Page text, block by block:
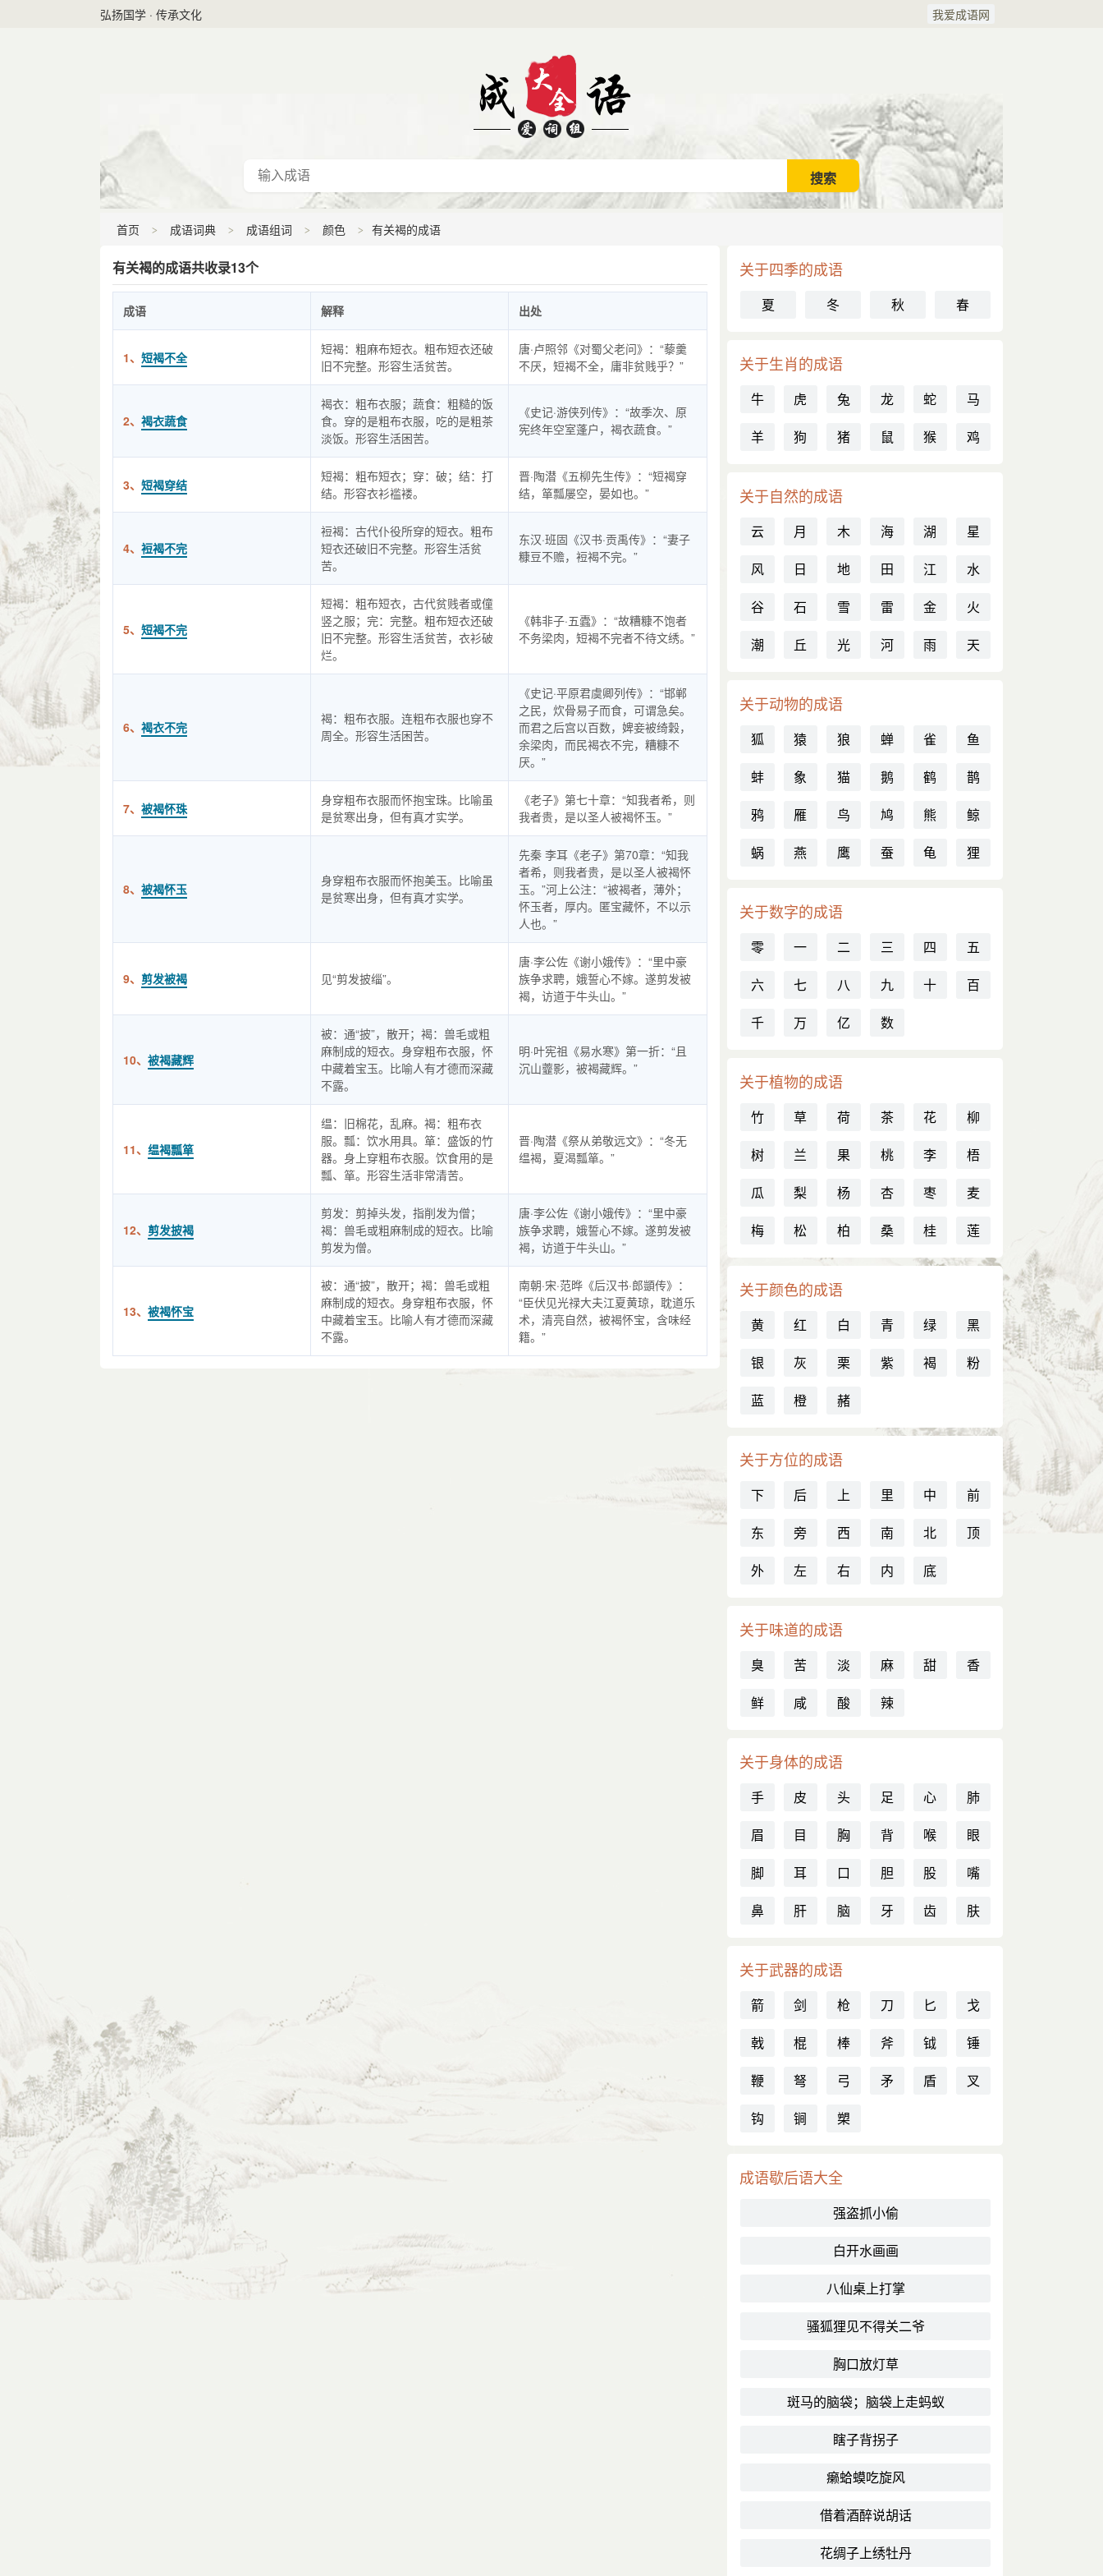
弘扬国学 · 传承文化 我爱成语网
首页 成语词典 成语组词 颜色 有关褐的成语
有关褐的成语共收录13个
成语 解释 出处
1、 短褐不全
短褐：粗麻布短衣。粗布短衣还破
旧不完整。形容生活贫苦。
唐·卢照邻《对蜀父老问》：“藜羹
不厌，短褐不全，庸非贫贱乎？”
2、 褐衣蔬食
褐衣：粗布衣服；蔬食：粗糙的饭
食。穿的是粗布衣服，吃的是粗茶
淡饭。形容生活困苦。
《史记·游侠列传》：“故季次、原
宪终年空室蓬户，褐衣蔬食。”
3、 短褐穿结
短褐：粗布短衣；穿：破；结：打
结。形容衣衫褴褛。
晋·陶潜《五柳先生传》：“短褐穿
结，箪瓢屡空，晏如也。”
4、 裋褐不完
裋褐：古代仆役所穿的短衣。粗布
短衣还破旧不完整。形容生活贫
苦。
东汉·班固《汉书·贡禹传》：“妻子
糠豆不赡，裋褐不完。”
5、 短褐不完
短褐：粗布短衣，古代贫贱者或僮
竖之服；完：完整。粗布短衣还破
旧不完整。形容生活贫苦，衣衫破
烂。
《韩非子·五蠹》：“故糟糠不饱者
不务梁肉，短褐不完者不待文绣。”
6、 褐衣不完
褐：粗布衣服。连粗布衣服也穿不
周全。形容生活困苦。
《史记·平原君虞卿列传》：“邯郸
之民，炊骨易子而食，可谓急矣。
而君之后宫以百数，婢妾被绮穀，
余梁肉，而民褐衣不完，糟糠不
厌。”
7、 被褐怀珠
身穿粗布衣服而怀抱宝珠。比喻虽
是贫寒出身，但有真才实学。
《老子》第七十章：“知我者希，则
我者贵，是以圣人被褐怀玉。”
8、 被褐怀玉
身穿粗布衣服而怀抱美玉。比喻虽
是贫寒出身，但有真才实学。
先秦 李耳《老子》第70章：“知我
者希，则我者贵，是以圣人被褐怀
玉。”河上公注：“被褐者，薄外；
怀玉者，厚内。匿宝藏怀，不以示
人也。”
9、 剪发被褐 见“剪发披缁”。
唐·李公佐《谢小娥传》：“里中豪
族争求聘，娥誓心不嫁。遂剪发被
褐，访道于牛头山。”
10、 被褐藏辉
被：通“披”，散开；褐：兽毛或粗
麻制成的短衣。身穿粗布衣服，怀
中藏着宝玉。比喻人有才德而深藏
不露。
明·叶宪祖《易水寒》第一折：“且
沉山虀影，被褐藏辉。”
11、 缊褐瓢箪
缊：旧棉花，乱麻。褐：粗布衣
服。瓢：饮水用具。箪：盛饭的竹
器。身上穿粗布衣服。饮食用的是
瓢、箪。形容生活非常清苦。
晋·陶潜《祭从弟敬远文》：“冬无
缊褐，夏渴瓢箪。”
12、 剪发披褐
剪发：剪掉头发，指削发为僧；
褐：兽毛或粗麻制成的短衣。比喻
剪发为僧。
唐·李公佐《谢小娥传》：“里中豪
族争求聘，娥誓心不嫁。遂剪发被
褐，访道于牛头山。”
13、 被褐怀宝
被：通“披”，散开；褐：兽毛或粗
麻制成的短衣。身穿粗布衣服，怀
中藏着宝玉。比喻人有才德而深藏
不露。
南朝·宋·范晔《后汉书·郎顗传》：
“臣伏见光禄大夫江夏黄琼，耽道乐
术，清亮自然，被褐怀宝，含味经
籍。”
关于四季的成语
夏 冬 秋 春
关于生肖的成语
牛 虎 兔 龙 蛇
马
羊
狗 猪 鼠 猴 鸡
关于自然的成语
云 月 木 海 湖
星
风
日 地 田 江
水
谷
石 雪 雷 金
火
潮
丘 光 河 雨 天
关于动物的成语
狐 猿 狼 蝉 雀
鱼
蚌
象 猫 鹅 鹤
鹊
鸦
雁 鸟 鸠 熊
鲸
蜗
燕 鹰 蚕 龟 狸
关于数字的成语
零 一 二 三 四
五
六
七 八 九 十
百
千
万 亿 数
关于植物的成语
竹 草 荷 茶 花
柳
树
兰 果 桃 李
梧
瓜
梨 杨 杏 枣
麦
梅
松 柏 桑 桂 莲
关于颜色的成语
黄 红 白 青 绿
黑
银
灰 栗 紫 褐
粉
蓝
橙 赭
关于方位的成语
下 后 上 里 中
前
东
旁 西 南 北
顶
外
左 右 内 底
关于味道的成语
臭 苦 淡 麻 甜
香
鲜
咸 酸 辣
关于身体的成语
手 皮 头 足 心
肺
眉
目 胸 背 喉
眼
脚
耳 口 胆 股
嘴
鼻
肝 脑 牙 齿 肤
关于武器的成语
箭 剑 枪 刀 匕
戈
戟
棍 棒 斧 钺
锤
鞭
弩 弓 矛 盾
叉
钩
锏 槊
成语歇后语大全
强盗抓小偷
白开水画画
八仙桌上打掌
骚狐狸见不得关二爷
胸口放灯草
斑马的脑袋；脑袋上走蚂蚁
瞎子背拐子
癞蛤蟆吃旋风
借着酒醉说胡话
花绸子上绣牡丹